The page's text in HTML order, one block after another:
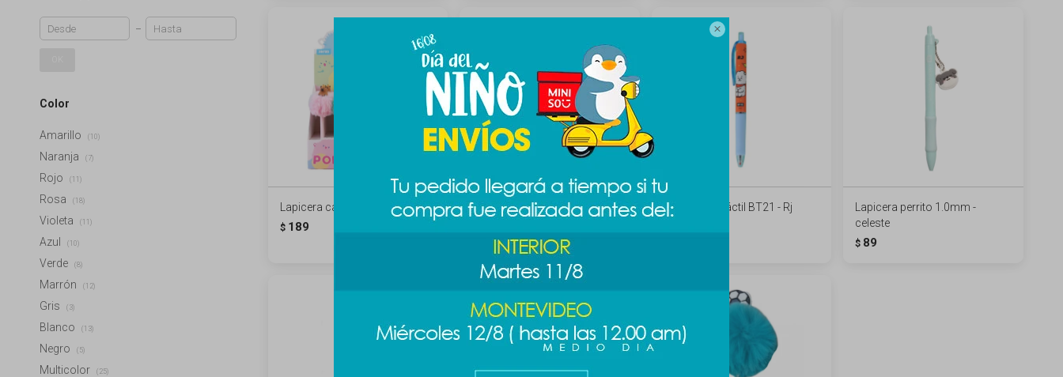

Lapicera capibara - verde
$ 189
Lapicera rotación BT21 - koya Lapicera retráctil BT21 - Rj
Lapicera perrito 1.0mm -
celeste
$ 89
Color
Amarillo (10)
Naranja (7)
Rojo (11)
Rosa (18)
Violeta (11)
Azul (10)
Verde (8)
Marrón (12)
Gris (3)
Blanco (13)
Negro (5)
Multicolor (25)